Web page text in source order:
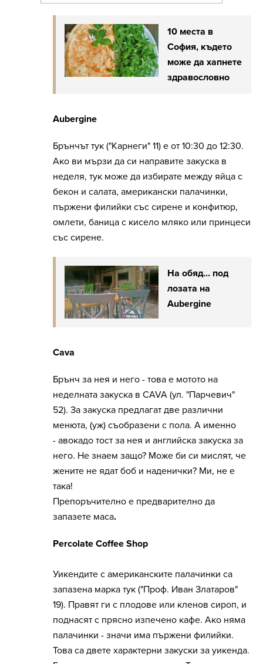
10 места в
София, където
може да хапнете
здравословно
Aubergine
Брънчът тук ("Карнеги" 11) е от 10:30 до 12:30.
Ако ви мързи да си направите закуска в
неделя, тук може да избирате между яйца с
бекон и салата, американски палачинки,
пържени филийки със сирене и конфитюр,
омлети, баница с кисело мляко или принцеси
със сирене.
На обяд... под
лозата на
Aubergine
Cava
Брънч за нея и него - това е мотото на
неделната закуска в СAVA (ул. "Парчевич"
52). За закуска предлагат две различни
менюта, (уж) съобразени с пола. А именно
- авокадо тост за нея и английска закуска за
него. Не знаем защо? Може би си мислят, че
жените не ядат боб и наденички? Ми, не е
така!
Препоръчително е предварително да
запазете маса.
Percolate Coffee Shop
Уикендите с американските палачинки са
запазена марка тук ("Проф. Иван Златаров"
19). Правят ги с плодове или кленов сироп, и
поднасят с прясно изпечено кафе. Ако няма
палачинки - значи има пържени филийки.
Това са двете характерни закуски за уикенда.